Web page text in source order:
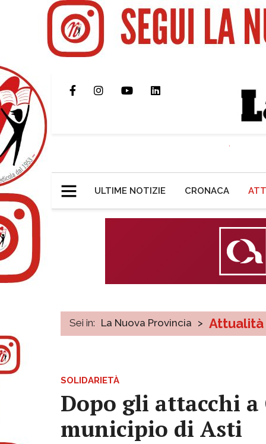
ULTIME NOTIZIE CRONACA
Sei in: La Nuova Provincia > Attualità
SOLIDARIETÀ
Dopo gli attacchi
municipio di Asti